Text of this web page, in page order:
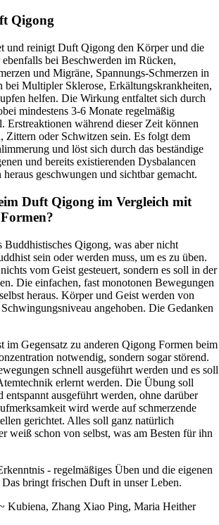
Qigong
und reinigt Duft Qigong den Körper und die
bei Beschwerden im Rücken,
und Migräne, Spannungs-Schmerzen in
bei Multipler Sklerose, Erkältungskrankheiten,
helfen. Die Wirkung entfaltet sich durch
mindestens 3-6 Monate regelmäßig
Erstreaktionen während dieser Zeit können
Zittern oder Schwitzen sein. Es folgt dem
und löst sich durch das beständige
und bereits existierenden Dysbalancen
geschwungen und sichtbar gemacht.
Duft Qigong im Vergleich mit
Qigong, was aber nicht
sein oder werden muss, um es zu üben.
vom Geist gesteuert, sondern es soll in der
Die einfachen, fast monotonen Bewegungen
heraus. Körper und Geist werden von
angehoben. Die Gedanken
im Gegensatz zu anderen Qigong Formen beim
notwendig, sondern sogar störend.
schnell ausgeführt werden und es soll
erlernt werden. Die Übung soll
entspannt ausgeführt werden, ohne darüber
wird werde auf schmerzende
gerichtet. Alles soll ganz natürlich
weiß schon von selbst, was am Besten für ihn
- regelmäßiges Üben und die eigenen
bringt frischen Duft in unser Leben.
Kubiena, Zhang Xiao Ping, Maria Heither